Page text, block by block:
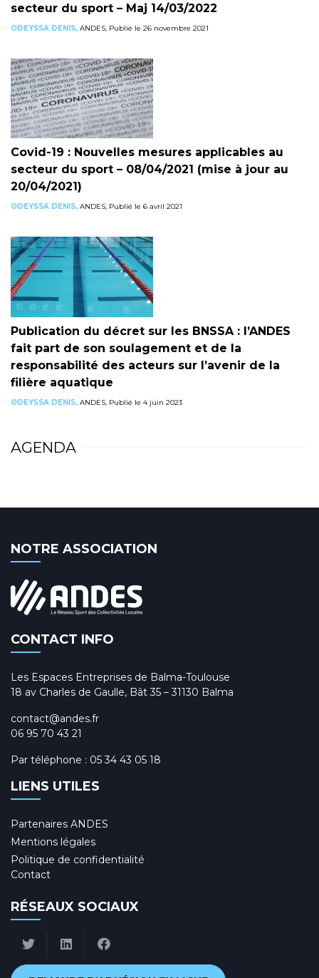
secteur du sport – Maj 14/03/2022
ODEYSSA DENIS, ANDES, Publié le 26 novembre 2021
Covid-19 : Nouvelles mesures applicables au
secteur du sport – 08/04/2021 (mise à jour au
20/04/2021)
ODEYSSA DENIS, ANDES, Publié le 6 avril 2021
Publication du décret sur les BNSSA : l’ANDES
fait part de son soulagement et de la
responsabilité des acteurs sur l’avenir de la
filière aquatique
ODEYSSA DENIS, ANDES, Publié le 4 juin 2023
AGENDA
NOTRE ASSOCIATION
CONTACT INFO
Les Espaces Entreprises de Balma-Toulouse
18 av Charles de Gaulle, Bât 35 – 31130 Balma
contact@andes.fr
06 95 70 43 21
Par téléphone : 05 34 43 05 18
LIENS UTILES
Partenaires ANDES
Mentions légales
Politique de confidentialité
Contact
RÉSEAUX SOCIAUX